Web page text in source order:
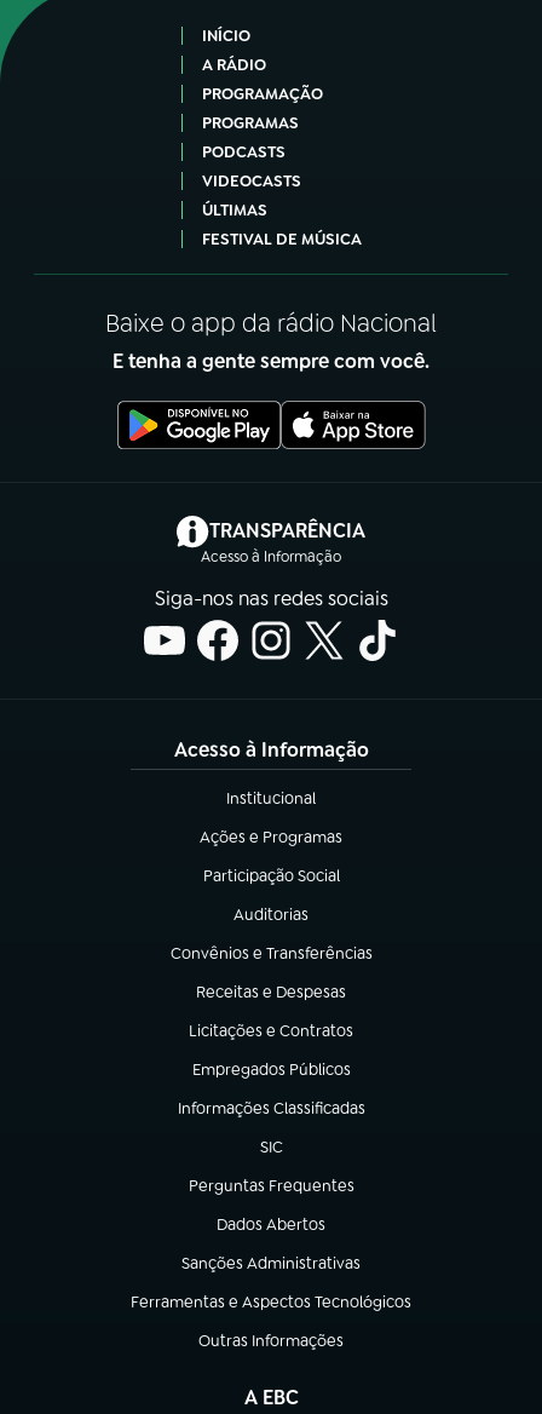
INÍCIO
A RÁDIO
PROGRAMAÇÃO
PROGRAMAS
PODCASTS
VIDEOCASTS
ÚLTIMAS
FESTIVAL DE MÚSICA
Baixe o app da rádio Nacional
E tenha a gente sempre com você.
TRANSPARÊNCIA
Acesso à Informação
(abre em nova aba)
Siga-nos nas redes sociais
Acesso à Informação
Institucional
(abre em nova aba)
Ações e Programas
(abre em nova aba)
Participação Social
(abre em nova aba)
Auditorias
(abre em nova aba)
Convênios e Transferências
(abre em nova aba)
Receitas e Despesas
(abre em nova aba)
Licitações e Contratos
(abre em nova aba)
Empregados Públicos
(abre em nova aba)
Informações Classificadas
(abre em nova aba)
SIC
(abre em nova aba)
Perguntas Frequentes
(abre em nova aba)
Dados Abertos
(abre em nova aba)
Sanções Administrativas
(abre em nova aba)
Ferramentas e Aspectos Tecnológicos
(abre em nova aba)
Outras Informações
(abre em nova aba)
A EBC